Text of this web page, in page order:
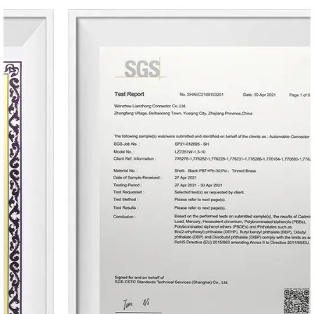
compatibilidad
Nuestro conector de paso de 3,96 mm es
compatible con una amplia gama de
componentes electrónicos de automoción,
incluyendo, pero no limitado a:
Sensores: ya sea para detectar proximidad,
temperatura o presión, nuestro conector se
integra perfectamente con varios módulos
de sensores utilizados en aplicaciones de
automoción.
Unidades de Control: desde los módulos de
Control del motor a los módulos de Control